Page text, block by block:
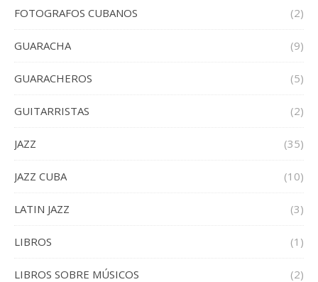
FOTOGRAFOS CUBANOS (2)
GUARACHA (9)
GUARACHEROS (5)
GUITARRISTAS (2)
JAZZ (35)
JAZZ CUBA (10)
LATIN JAZZ (3)
LIBROS (1)
LIBROS SOBRE MÚSICOS (2)